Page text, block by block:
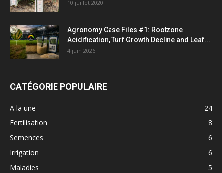
10 juillet 2020
Agronomy Case Files #1: Rootzone
Acidification, Turf Growth Decline and Leaf...
4 juin 2026
CATÉGORIE POPULAIRE
A la une
24
Fertilisation
8
Semences
6
Irrigation
6
Maladies
5